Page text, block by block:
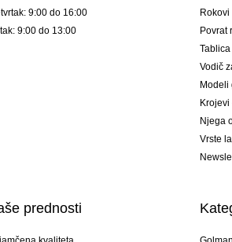
9:00 do 16:00
9:00 do 13:00
Rokovi
Povrat
Vodič
Modeli
Krojevi
Njega
Vrste
prednosti